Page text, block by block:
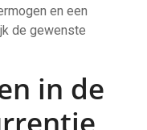
en een
de gewenste
in de